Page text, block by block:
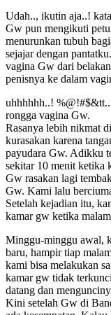
Udah.., ikutin aja..!
Gw pun mengikuti
menurunkan tubuh
sejajar dengan
vagina Gw dari
penisnya ke dalam
uhhhhhh..!
rongga vagina Gw.
Rasanya lebih nikmat
kurasakan karena
payudara Gw. Adikku
sekitar 10 menit ketika
Gw rasakan lagi
Gw. Kami lalu
Setelah kejadian itu,
kamar gw ketika
Minggu-minggu awal,
baru, hampir tiap
kami bisa melakukan
kamar gw tidak
datang dan
Kini setelah Gw di